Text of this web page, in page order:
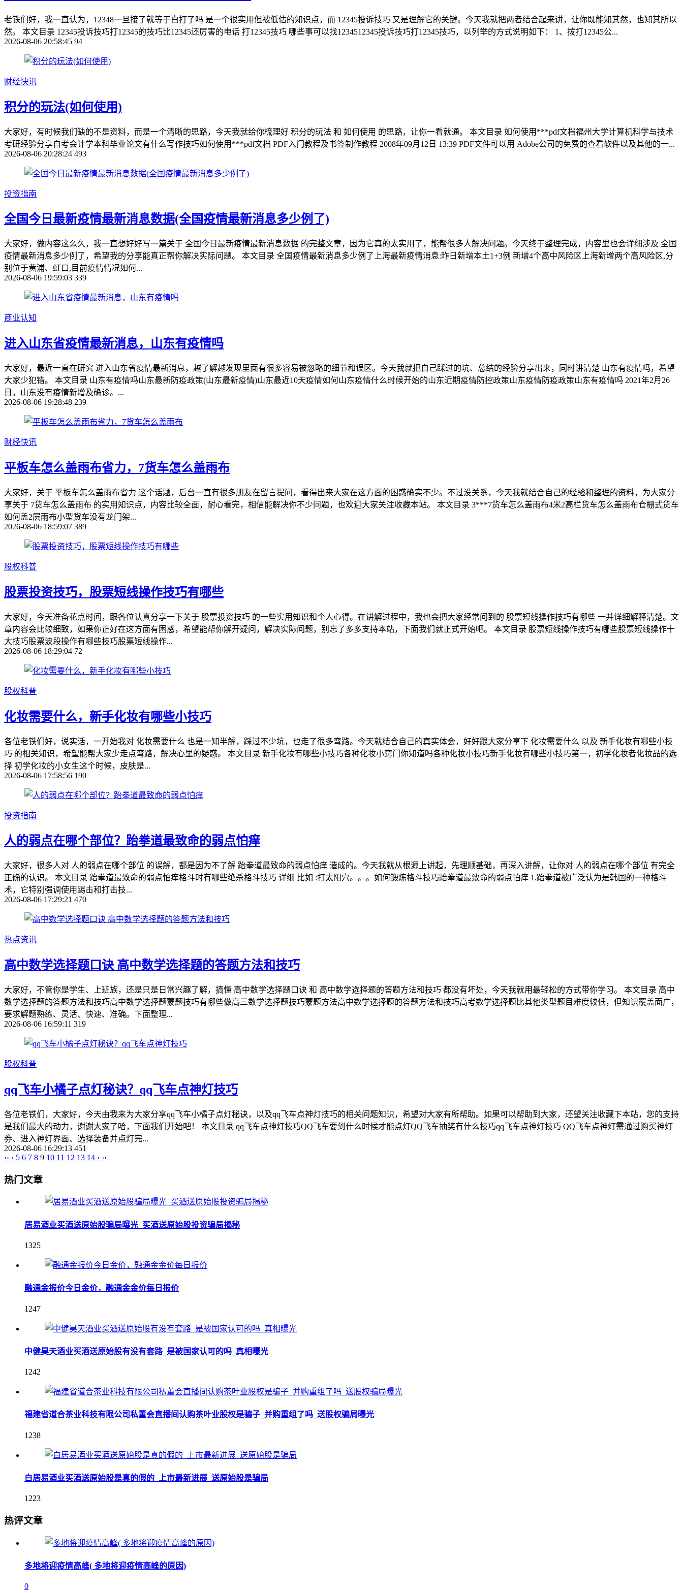
老铁们好，我一直认为，12348一旦接了就等于白打了吗 是一个很实用但被低估的知识点，而 12345投诉技巧 又是理解它的关键。今天我就把两者结合起来讲，让你既能知其然，也知其所以
然。 本文目录 12345投诉技巧打12345的技巧比12345还厉害的电话 打12345技巧 哪些事可以找1234512345投诉技巧打12345技巧，以列举的方式说明如下： 1、拨打12345公...
2026-08-06 20:58:45 94
财经快讯
积分的玩法(如何使用)
大家好，有时候我们缺的不是资料，而是一个清晰的思路，今天我就给你梳理好 积分的玩法 和 如何使用 的思路，让你一看就通。 本文目录 如何使用***pdf文档福州大学计算机科学与技术
考研经验分享自考会计学本科毕业论文有什么写作技巧如何使用***pdf文档 PDF入门教程及书签制作教程 2008年09月12日 13:39 PDF文件可以用 Adobe公司的免费的查看软件以及其他的一...
2026-08-06 20:28:24 493
投资指南
全国今日最新疫情最新消息数据(全国疫情最新消息多少例了)
大家好，做内容这么久，我一直想好好写一篇关于 全国今日最新疫情最新消息数据 的完整文章，因为它真的太实用了，能帮很多人解决问题。今天终于整理完成，内容里也会详细涉及 全国
疫情最新消息多少例了，希望我的分享能真正帮你解决实际问题。 本文目录 全国疫情最新消息多少例了上海最新疫情消息:昨日新增本土1+3例 新增4个高中风险区上海新增两个高风险区,分
别位于黄浦、虹口,目前疫情情况如何...
2026-08-06 19:59:03 339
商业认知
进入山东省疫情最新消息，山东有疫情吗
大家好，最近一直在研究 进入山东省疫情最新消息，越了解越发现里面有很多容易被忽略的细节和误区。今天我就把自己踩过的坑、总结的经验分享出来，同时讲清楚 山东有疫情吗，希望
大家少犯错。 本文目录 山东有疫情吗山东最新防疫政策(山东最新疫情)山东最近10天疫情如何山东疫情什么时候开始的山东近期疫情防控政策山东疫情防疫政策山东有疫情吗 2021年2月26
日，山东没有疫情新增及确诊。...
2026-08-06 19:28:48 239
财经快讯
平板车怎么盖雨布省力，7货车怎么盖雨布
大家好，关于 平板车怎么盖雨布省力 这个话题，后台一直有很多朋友在留言提问，看得出来大家在这方面的困惑确实不少。不过没关系，今天我就结合自己的经验和整理的资料，为大家分
享关于 7货车怎么盖雨布 的实用知识点，内容比较全面，耐心看完，相信能解决你不少问题，也欢迎大家关注收藏本站。 本文目录 3***7货车怎么盖雨布4米2高栏货车怎么盖雨布仓栅式货车
如何盖2层雨布小型货车没有龙门架...
2026-08-06 18:59:07 389
股权科普
股票投资技巧，股票短线操作技巧有哪些
大家好，今天准备花点时间，跟各位认真分享一下关于 股票投资技巧 的一些实用知识和个人心得。在讲解过程中，我也会把大家经常问到的 股票短线操作技巧有哪些 一并详细解释清楚。文
章内容会比较细致，如果你正好在这方面有困惑，希望能帮你解开疑问，解决实际问题，别忘了多多支持本站，下面我们就正式开始吧。 本文目录 股票短线操作技巧有哪些股票短线操作十
大技巧股票波段操作有哪些技巧股票短线操作...
2026-08-06 18:29:04 72
股权科普
化妆需要什么，新手化妆有哪些小技巧
各位老铁们好，说实话，一开始我对 化妆需要什么 也是一知半解，踩过不少坑，也走了很多弯路。今天就结合自己的真实体会，好好跟大家分享下 化妆需要什么 以及 新手化妆有哪些小技
巧 的相关知识，希望能帮大家少走点弯路，解决心里的疑惑。 本文目录 新手化妆有哪些小技巧各种化妆小窍门你知道吗各种化妆小技巧新手化妆有哪些小技巧第一，初学化妆者化妆品的选
择 初学化妆的小女生这个时候，皮肤是...
2026-08-06 17:58:56 190
投资指南
人的弱点在哪个部位？跆拳道最致命的弱点怕痒
大家好，很多人对 人的弱点在哪个部位 的误解，都是因为不了解 跆拳道最致命的弱点怕痒 造成的。今天我就从根源上讲起，先理顺基础，再深入讲解，让你对 人的弱点在哪个部位 有完全
正确的认识。 本文目录 跆拳道最致命的弱点怕痒格斗时有哪些绝杀格斗技巧 详细 比如 :打太阳穴。。。如何锻炼格斗技巧跆拳道最致命的弱点怕痒 1.跆拳道被广泛认为是韩国的一种格斗
术，它特别强调使用踢击和打击技...
2026-08-06 17:29:21 470
热点资讯
高中数学选择题口诀 高中数学选择题的答题方法和技巧
大家好，不管你是学生、上班族，还是只是日常兴趣了解，搞懂 高中数学选择题口诀 和 高中数学选择题的答题方法和技巧 都没有坏处，今天我就用最轻松的方式带你学习。 本文目录 高中
数学选择题的答题方法和技巧高中数学选择题蒙题技巧有哪些做高三数学选择题技巧蒙题方法高中数学选择题的答题方法和技巧高考数学选择题比其他类型题目难度较低，但知识覆盖面广，
要求解题熟练、灵活、快速、准确。下面整理...
2026-08-06 16:59:11 319
股权科普
qq飞车小橘子点灯秘诀？qq飞车点神灯技巧
各位老铁们，大家好，今天由我来为大家分享qq飞车小橘子点灯秘诀，以及qq飞车点神灯技巧的相关问题知识，希望对大家有所帮助。如果可以帮助到大家，还望关注收藏下本站，您的支持
是我们最大的动力，谢谢大家了哈，下面我们开始吧！ 本文目录 qq飞车点神灯技巧QQ飞车要到什么时候才能点灯QQ飞车抽奖有什么技巧qq飞车点神灯技巧 QQ飞车点神灯需通过购买神灯
券、进入神灯界面、选择装备并点灯完...
2026-08-06 16:29:13 451
‹‹ ‹ 5 6 7 8 9 10 11 12 13 14 › ››
热门文章
居易酒业买酒送原始股骗局曝光_买酒送原始股投资骗局揭秘
1325
融通金报价今日金价，融通金金价每日报价
1247
中健昊天酒业买酒送原始股有没有套路_是被国家认可的吗_真相曝光
1242
福建省道合茶业科技有限公司私董会直播间认购茶叶业股权是骗子_并购重组了吗_送股权骗局曝光
1238
白居易酒业买酒送原始股是真的假的_上市最新进展_送原始股是骗局
1223
热评文章
多地将迎疫情高峰( 多地将迎疫情高峰的原因)
0